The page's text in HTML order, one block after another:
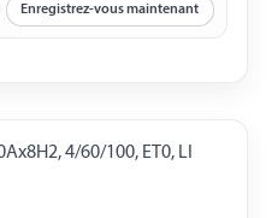
Enregistrez-vous maintenant